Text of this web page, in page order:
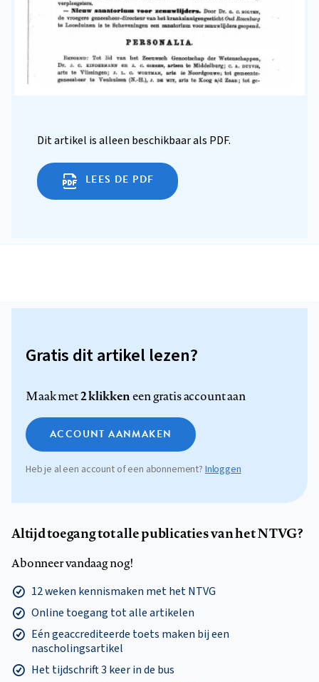
Dit artikel is alleen beschikbaar als PDF.
LEES DE PDF
Gratis dit artikel lezen?
Maak met2 klikkeneen gratis account aan
ACCOUNT AANMAKEN
Heb je al een account of een abonnement? Inloggen
Altijd toegang tot alle publicaties van het NTVG?
Abonneer vandaag nog!
12 weken kennismaken met het NTVG
Online toegang tot alle artikelen
Eén geaccrediteerde toets maken bij een
nascholingsartikel
Het tijdschrift 3 keer in de bus